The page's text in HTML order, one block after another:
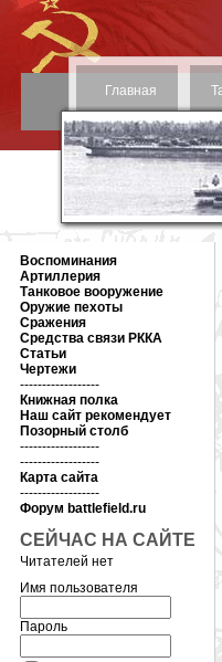
Главная
Воспоминания
Артиллерия
Танковое вооружение
Оружие пехоты
Сражения
Средства связи РККА
Статьи
Чертежи
------------------
Книжная полка
Наш сайт рекомендует
Позорный столб
------------------
------------------
Карта сайта
------------------
Форум battlefield.ru
СЕЙЧАС НА САЙТЕ
Читателей нет
Имя пользователя
Пароль